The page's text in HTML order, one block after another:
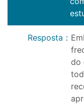
Resposta ：
do